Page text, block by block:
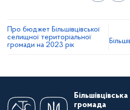
Про бюджет Більшівцівської
селищної територіальної
громади на 2023 рік
громада